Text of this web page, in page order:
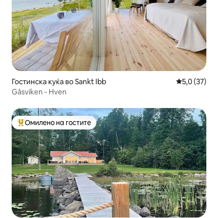
Гостинска куќа во Sankt Ibb Просечна
5,0 (37)
Gåsviken - Hven
Меѓу најуспешните „Омилени на гостите“
Омилено на гостите